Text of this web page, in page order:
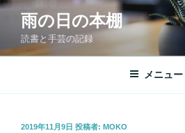
コ
ン
へ
雨の日の本棚
読書と手芸の記録
メニュー
投
2019年11月9日 投稿者: MOKO